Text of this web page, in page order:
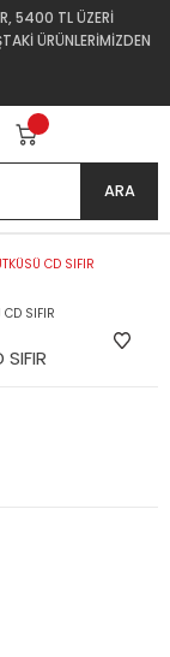
5400 TL ÜZERİ
ÜRÜNLERİMİZDEN
ARA
CD SIFIR